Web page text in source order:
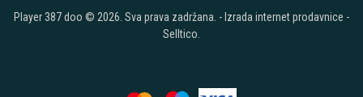
Player 387 doo © 2026. Sva prava zadržana. - Izrada internet prodavnice -
Selltico.